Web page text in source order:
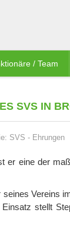
/ Team
SVS IN
SVS - Ehrungen
er eine der
Vereins
stellt